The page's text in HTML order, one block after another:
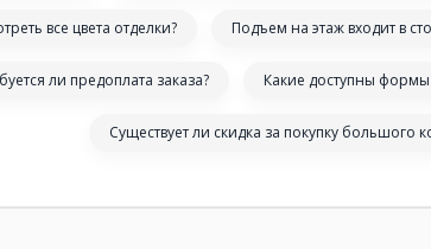
все цвета отделки? Подъем на этаж входит в
ли предоплата заказа? Какие доступны формы
Существует ли скидка за покупку большого